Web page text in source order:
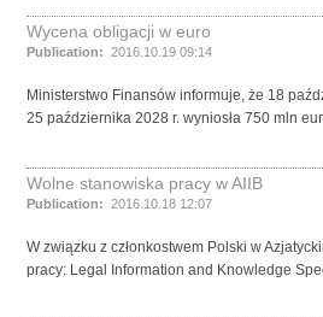
Wycena obligacji w euro
Publication: 2016.10.19 09:14
Ministerstwo Finansów informuje, że 18
25 października 2028 r. wyniosła 750 mln
Wolne stanowiska pracy w AIIB
Publication: 2016.10.18 12:07
W związku z członkostwem Polski w
pracy: Legal Information and Knowledge